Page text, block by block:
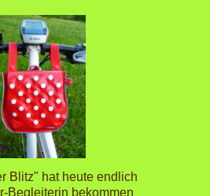
Blitz" hat heute endlich
Begleiterin bekommen